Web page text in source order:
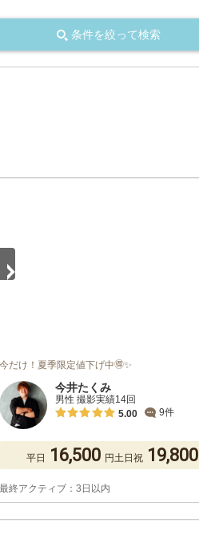
条件を絞って検索
今だけ！夏季限定値下げ中🉐✨
今井たくみ
男性 撮影実績14回
5.00
9件
平日 16,500 円土日祝 19,800
最終アクティブ：3日以内